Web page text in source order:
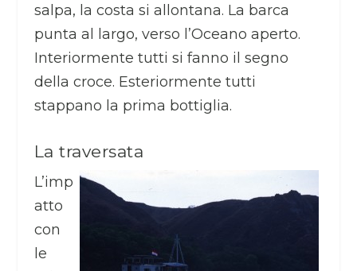
salpa, la costa si allontana. La barca
punta al largo, verso l’Oceano aperto.
Interiormente tutti si fanno il segno
della croce. Esteriormente tutti
stappano la prima bottiglia.
La traversata
L’imp
atto
con
le